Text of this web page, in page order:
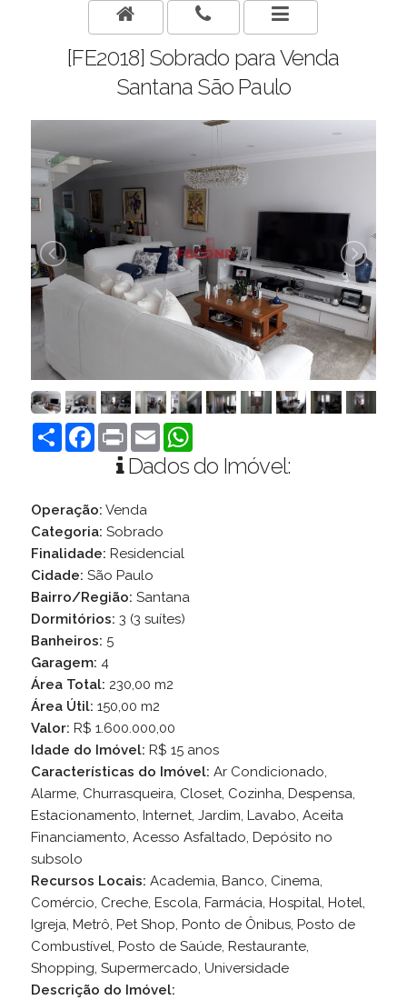
[FE2018] Sobrado para Venda
Santana São Paulo
Compartilhar
Facebook
Print EmailWhatsApp
Dados do Imóvel:
Operação: Venda
Categoria: Sobrado
Finalidade: Residencial
Cidade: São Paulo
Bairro/Região: Santana
Dormitórios: 3 (3 suítes)
Banheiros: 5
Garagem: 4
Área Total: 230,00 m2
Área Útil: 150,00 m2
Valor: R$ 1.600.000,00
Idade do Imóvel: R$ 15 anos
Características do Imóvel: Ar Condicionado,
Alarme, Churrasqueira, Closet, Cozinha, Despensa,
Estacionamento, Internet, Jardim, Lavabo, Aceita
Financiamento, Acesso Asfaltado, Depósito no
subsolo
Recursos Locais: Academia, Banco, Cinema,
Comércio, Creche, Escola, Farmácia, Hospital, Hotel,
Igreja, Metrô, Pet Shop, Ponto de Ônibus, Posto de
Combustível, Posto de Saúde, Restaurante,
Shopping, Supermercado, Universidade
Descrição do Imóvel: